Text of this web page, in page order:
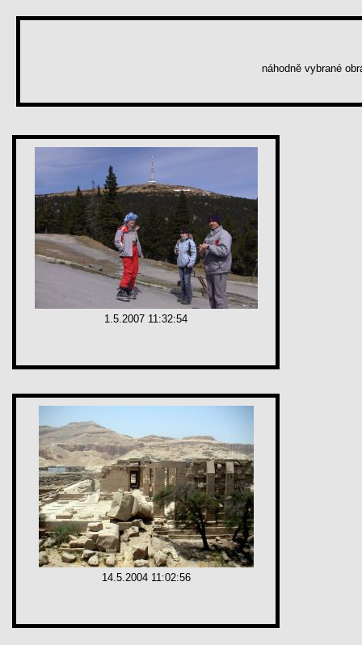
náhodně vybrané
1.5.2007 11:32:54
14.5.2004 11:02:56